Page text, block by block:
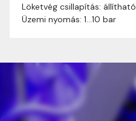
Löketvég csillapítás: állítható
Üzemi nyomás: 1…10 bar